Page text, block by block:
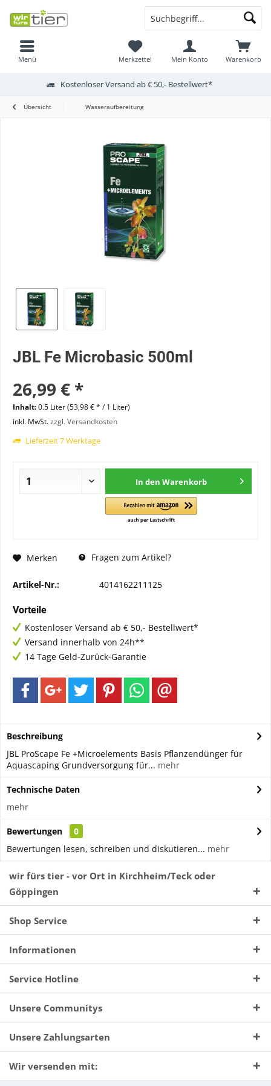
Menü Warenkorb
Merkzettel Mein Konto
Kostenloser Versand ab € 50,- Bestellwert*
Übersicht Wasseraufbereitung
JBL Fe Microbasic 500ml
26,99 € *
Inhalt:0.5 Liter (53,98 € * / 1 Liter)
inkl. MwSt.zzgl. Versandkosten
Lieferzeit 7 Werktage
In den Warenkorb
Merken Fragen zum Artikel?
Artikel-Nr.: 4014162211125
Vorteile
Kostenloser Versand ab € 50,- Bestellwert*
Versand innerhalb von 24h**
14 Tage Geld-Zurück-Garantie
Beschreibung
JBL ProScape Fe +Microelements Basis Pflanzendünger für
Aquascaping Grundversorgung für... mehr
Technische Daten
mehr
Bewertungen
0
Bewertungen lesen, schreiben und diskutieren... mehr
wir fürs tier - vor Ort in Kirchheim/Teck oder
Göppingen
Shop Service
Informationen
Service Hotline
Unsere Communitys
Unsere Zahlungsarten
Wir versenden mit: